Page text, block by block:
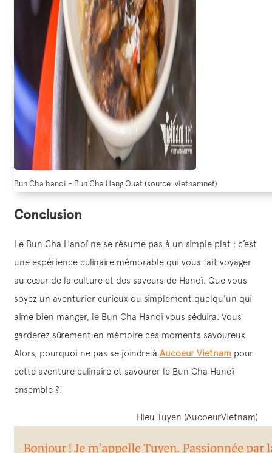
Bun Cha hanoi – Bun Cha Hang Quat (source: vietnamnet)
Conclusion
Le Bun Cha Hanoï ne se résume pas à un simple plat ; c’est
une expérience culinaire mémorable qui vous fait voyager
au cœur de la culture et des saveurs de Hanoï. Que vous
soyez un aventurier curieux ou simplement quelqu’un qui
aime bien manger, le Bun Cha Hanoï vous séduira. Vous
garderez sûrement en mémoire ces moments savoureux.
Alors, pourquoi ne pas se joindre à Aucoeur Vietnam pour
cette aventure culinaire et savourer le Bun Cha Hanoï
ensemble ?!
Hieu Tuyen (AucoeurVietnam)